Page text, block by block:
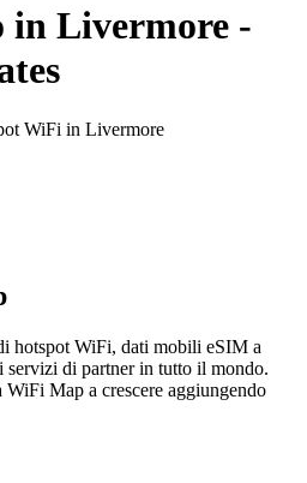
in Livermore -
WiFi in Livermore
hotspot WiFi, dati mobili eSIM a
servizi di partner in tutto il mondo.
Map a crescere aggiungendo